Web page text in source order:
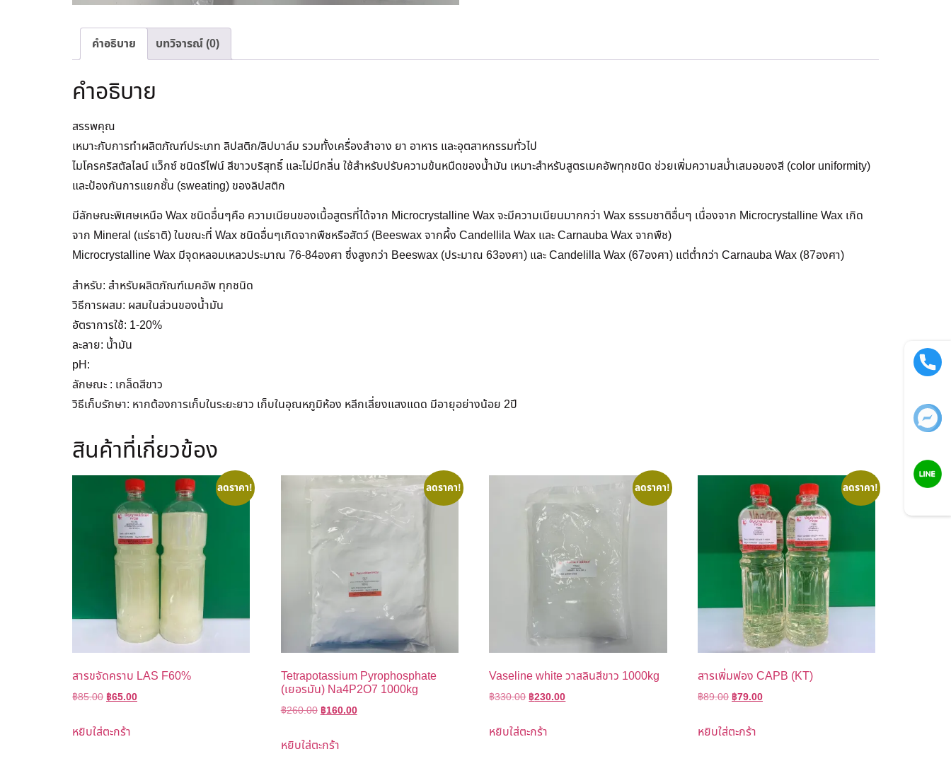
คำอธิบาย บทวิจารณ์ (0)
คำอธิบาย
สรรพคุณ
เหมาะกับการทำผลิตภัณฑ์ประเภท ลิปสติก/ลิปบาล์ม รวมทั้งเครื่องสำอาง ยา อาหาร และอุตสาหกรรมทั่วไป
ไมโครคริสตัลไลน์ แว็กซ์ ชนิดรีไฟน์ สีขาวบริสุทธิ์ และไม่มีกลิ่น ใช้สำหรับปรับความข้นหนืดของน้ำมัน เหมาะสำหรับสูตรเมคอัพทุกชนิด ช่วยเพิ่มความสม่ำเสมอของสี (color uniformity)
และป้องกันการแยกชั้น (sweating) ของลิปสติก
มีลักษณะพิเศษเหนือ Wax ชนิดอื่นๆคือ ความเนียนของเนื้อสูตรที่ได้จาก Microcrystalline Wax จะมีความเนียนมากกว่า Wax ธรรมชาติอื่นๆ เนื่องจาก Microcrystalline Wax เกิด
จาก Mineral (แร่ธาติ) ในขณะที่ Wax ชนิดอื่นๆเกิดจากพืชหรือสัตว์ (Beeswax จากผึ้ง Candellila Wax และ Carnauba Wax จากพืช)
Microcrystalline Wax มีจุดหลอมเหลวประมาณ 76-84องศา ซึ่งสูงกว่า Beeswax (ประมาณ 63องศา) และ Candelilla Wax (67องศา) แต่ต่ำกว่า Carnauba Wax (87องศา)
สำหรับ: สำหรับผลิตภัณฑ์เมคอัพ ทุกชนิด
วิธีการผสม: ผสมในส่วนของน้ำมัน
อัตราการใช้: 1-20%
ละลาย: น้ำมัน
pH:
ลักษณะ : เกล็ดสีขาว
วิธีเก็บรักษา: หากต้องการเก็บในระยะยาว เก็บในอุณหภูมิห้อง หลีกเลี่ยงแสงแดด มีอายุอย่างน้อย 2ปี
สินค้าที่เกี่ยวข้อง
ลดราคา!
สารขจัดคราบ LAS F60%
฿85.00฿65.00
หยิบใส่ตะกร้า
ลดราคา!
Tetrapotassium Pyrophosphate
(เยอรมัน) Na4P2O7 1000kg
฿260.00฿160.00
หยิบใส่ตะกร้า
ลดราคา!
Vaseline white วาสลินสีขาว 1000kg
฿330.00฿230.00
หยิบใส่ตะกร้า
ลดราคา!
สารเพิ่มฟอง CAPB (KT)
฿89.00฿79.00
หยิบใส่ตะกร้า